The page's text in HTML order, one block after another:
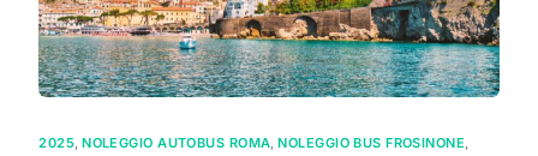
2025 ,NOLEGGIO AUTOBUS ROMA ,NOLEGGIO BUS FROSINONE